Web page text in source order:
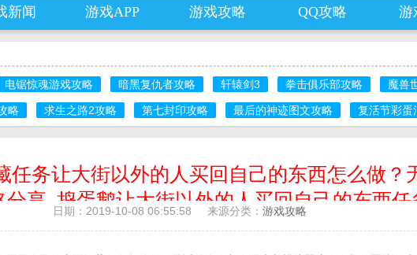
新闻 游戏APP 游戏攻略 QQ攻略 游
电锯惊魂游戏攻略 暗黑复仇者攻略 轩辕剑3 拳击俱乐部攻略 魔兽
略 求生之路2攻略 第七封印攻略 最后的神迹图文攻略 复活节彩蛋
任务让大街以外的人买回自己的东西怎么做？
享_捣蛋鹅让大街以外的人买回自己的东西任
成
日期：2019-10-08 06:55:58 来源分类： 游戏攻略